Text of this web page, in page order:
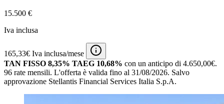
15.500 €
Iva inclusa
165,33€ Iva inclusa/mese
TAN FISSO 8,35% TAEG 10,68% con un anticipo di 4.650,00€.
96 rate mensili. L'offerta è valida fino al 31/08/2026. Salvo
approvazione Stellantis Financial Services Italia S.p.A.